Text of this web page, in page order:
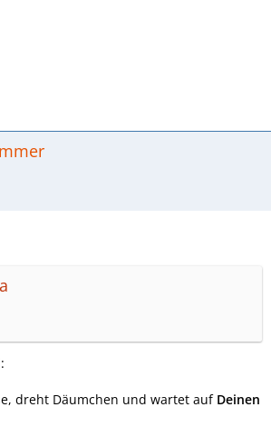
dreht Däumchen und wartet auf Deinen